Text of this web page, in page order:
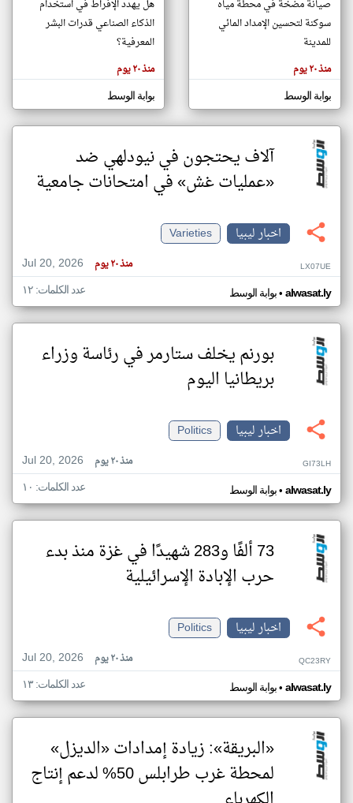
مصادر الأخبار من ليبيا
اخبار ليبيا على مدار الساعة
أهم اخبار ليبيا العاجلة والمباشرة
المقالات
هنا عن
وجهة
كاتبيها.
صيانة مضخة في محطة مياه
سوكنة لتحسين الإمداد المائي
للمدينة
منذ ٢٠ يوم
بوابة الوسط
هل يهدد الإفراط في استخدام
الذكاء الصناعي قدرات البشر
المعرفية؟
منذ ٢٠ يوم
بوابة الوسط
آلاف يحتجون في نيودلهي ضد
«عمليات غش» في امتحانات جامعية
اخبار ليبيا
Varieties
Jul 20, 2026
منذ ٢٠ يوم LX07UE
بوابة الوسط• alwasat.ly عدد الكلمات: ١٢
بورنم يخلف ستارمر في رئاسة وزراء
بريطانيا اليوم
اخبار ليبيا
Politics
Jul 20, 2026
منذ ٢٠ يوم GI73LH
بوابة الوسط• alwasat.ly عدد الكلمات: ١٠
73 ألفًا و283 شهيدًا في غزة منذ بدء
حرب الإبادة الإسرائيلية
اخبار ليبيا
Politics
Jul 20, 2026
منذ ٢٠ يوم QC23RY
بوابة الوسط• alwasat.ly عدد الكلمات: ١٣
«البريقة»: زيادة إمدادات «الديزل»
لمحطة غرب طرابلس 50% لدعم إنتاج
klyoum.com